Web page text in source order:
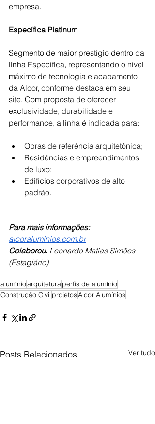
empresa.
Específica Platinum
Segmento de maior prestígio dentro da
linha Específica, representando o nível
máximo de tecnologia e acabamento
da Alcor, conforme destaca em seu
site. Com proposta de oferecer
exclusividade, durabilidade e
performance, a linha é indicada para:
Obras de referência arquitetônica;
Residências e empreendimentos
de luxo;
Edifícios corporativos de alto
padrão.
Para mais informações:
alcoraluminios.com.br
Colaborou: Leonardo Matias Simões
(Estagiário)
alumínioarquiteturaperfis de alumínio
Construção Civil projetosAlcor Alumínios
Posts Relacionados Ver tudo